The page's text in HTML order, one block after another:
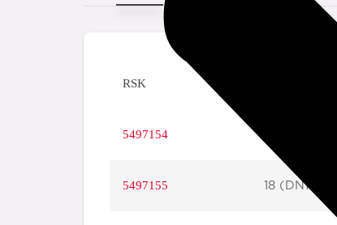
RSK
5497154
5497155 18 (DN15)